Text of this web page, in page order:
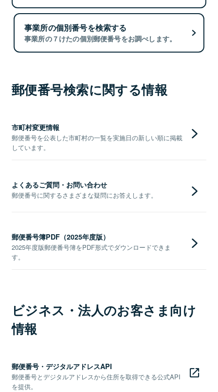
事業所の個別番号を検索する
事業所の７けたの個別郵便番号をお調べします。
郵便番号検索に関する情報
市町村変更情報
郵便番号を公表した市町村の一覧を実施日の新しい順に掲載
しています。
よくあるご質問・お問い合わせ
郵便番号に関するさまざまな疑問にお答えします。
郵便番号簿PDF（2025年度版）
2025年度版郵便番号簿をPDF形式でダウンロードできま
す。
ビジネス・法人のお客さま向け
情報
郵便番号・デジタルアドレスAPI
郵便番号とデジタルアドレスから住所を取得できる公式API
を提供。